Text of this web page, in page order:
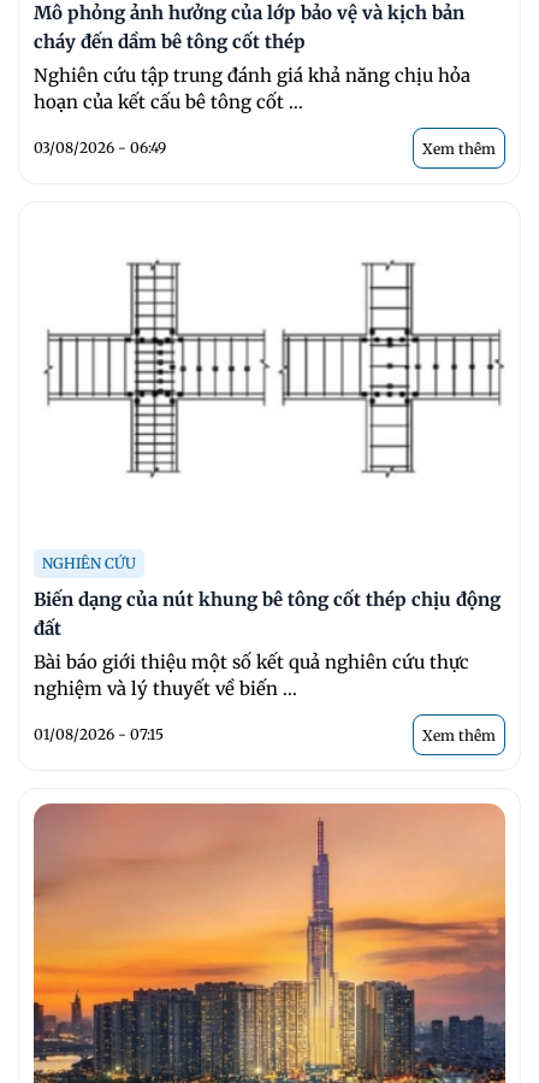
Mô phỏng ảnh hưởng của lớp bảo vệ và kịch bản
cháy đến dầm bê tông cốt thép
Nghiên cứu tập trung đánh giá khả năng chịu hỏa
hoạn của kết cấu bê tông cốt ...
03/08/2026 - 06:49 Xem thêm
NGHIÊN CỨU
Biến dạng của nút khung bê tông cốt thép chịu động
đất
Bài báo giới thiệu một số kết quả nghiên cứu thực
nghiệm và lý thuyết về biến ...
01/08/2026 - 07:15 Xem thêm